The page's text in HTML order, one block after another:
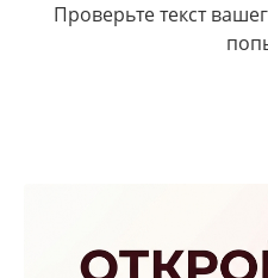
Проверьте текст